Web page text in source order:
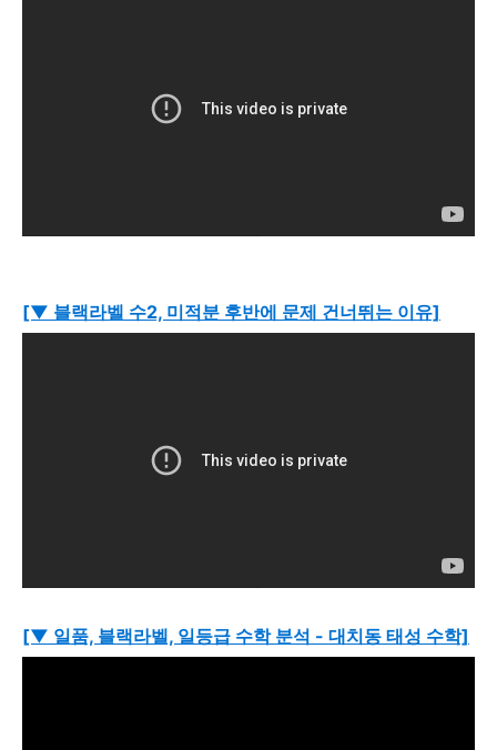
[▼ 블랙라벨 수2, 미적분 후반에 문제 건너뛰는 이유]
[▼ 일품, 블랙라벨, 일등급 수학 분석 - 대치동 태성 수학]